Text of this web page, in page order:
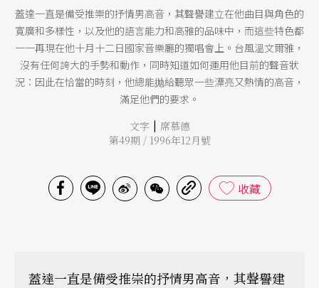
蓋達一直是備受推崇的抒情男高音，其聲譽建立在他曲目與角色的
寛廣和多樣性，以及他的語言能力和高雅的品味中，而這些特色都
一一再現在他十月十二日國家音樂廳的獨唱會上。台風溫文爾雅，
沒有任何誇大的手勢和動作，同時知道如何運用他目前的聲音狀
況：因此在恰當的時刻，他總能抛給聽眾一些漂亮又熱情的高音，
滿足他們的要求。
文字 | 席慕德
第49期 / 1996年12月號
收藏
蓋達一直是備受推崇的抒情男高音，其聲譽建